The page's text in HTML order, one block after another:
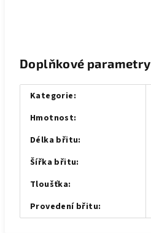
Doplňkové parametry
Kategorie:
Hmotnost:
Délka břitu:
Šířka břitu:
Tloušťka:
Provedení břitu: